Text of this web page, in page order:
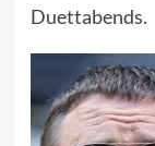
Duettabends.